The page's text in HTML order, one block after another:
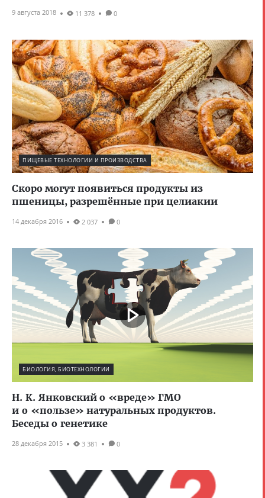
9 августа 2018 11 378 0
ПИЩЕВЫЕ ТЕХНОЛОГИИ И ПРОИЗВОДСТВА
Скоро могут появиться продукты из
пшеницы, разрешённые при целиакии
14 декабря 2016 2 037 0
БИОЛОГИЯ, БИОТЕХНОЛОГИИ
Н. К. Янковский о «вреде» ГМО
и о «пользе» натуральных продуктов.
Беседы о генетике
28 декабря 2015 3 381 0